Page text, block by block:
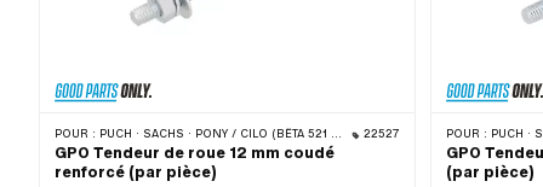
POUR : PUCH · SACHS · PONY / CILO (BÊTA 521 & 512) · ZÜNDAPP BELMONDO · BYE BIKE 22527
GPO Tendeur de roue 12 mm coudé
renforcé (par pièce)
POUR : PUCH ·
GPO
(par pièce)